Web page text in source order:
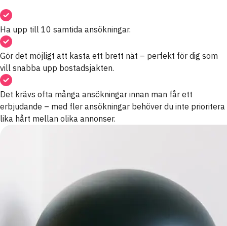
Ha upp till 10 samtida ansökningar.
Gör det möjligt att kasta ett brett nät – perfekt för dig som
vill snabba upp bostadsjakten.
Det krävs ofta många ansökningar innan man får ett
erbjudande – med fler ansökningar behöver du inte prioritera
lika hårt mellan olika annonser.